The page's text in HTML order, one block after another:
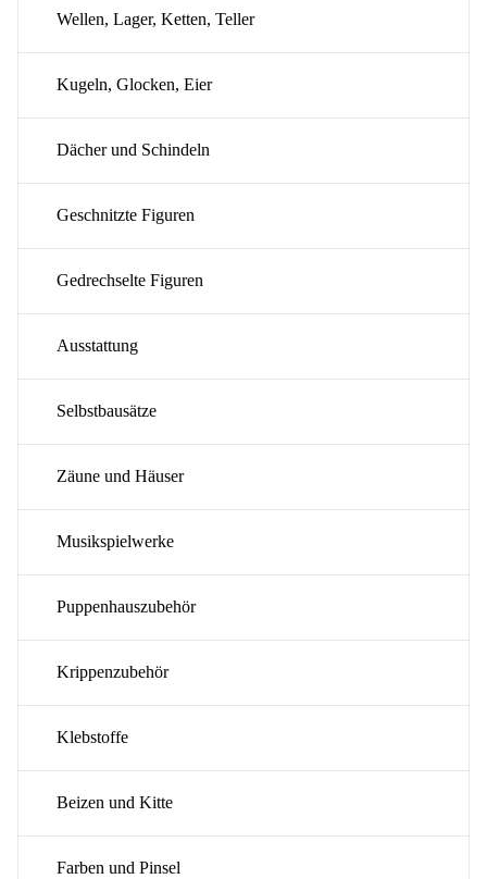
Wellen, Lager, Ketten, Teller
Kugeln, Glocken, Eier
Dächer und Schindeln
Geschnitzte Figuren
Gedrechselte Figuren
Ausstattung
Selbstbausätze
Zäune und Häuser
Musikspielwerke
Puppenhauszubehör
Krippenzubehör
Klebstoffe
Beizen und Kitte
Farben und Pinsel